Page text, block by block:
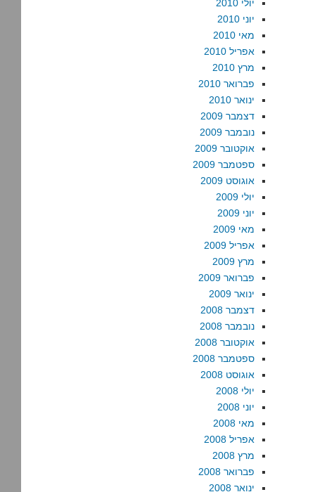
יולי 2010
יוני 2010
מאי 2010
אפריל 2010
מרץ 2010
פברואר 2010
ינואר 2010
דצמבר 2009
נובמבר 2009
אוקטובר 2009
ספטמבר 2009
אוגוסט 2009
יולי 2009
יוני 2009
מאי 2009
אפריל 2009
מרץ 2009
פברואר 2009
ינואר 2009
דצמבר 2008
נובמבר 2008
אוקטובר 2008
ספטמבר 2008
אוגוסט 2008
יולי 2008
יוני 2008
מאי 2008
אפריל 2008
מרץ 2008
פברואר 2008
ינואר 2008